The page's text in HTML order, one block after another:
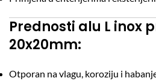
Prednosti alu L inox
20x20mm:
Otporan na vlagu, koroziju i